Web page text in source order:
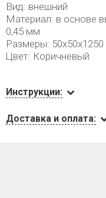
Вид: внешний
Материал: в основе
0,45 мм
Размеры:
Цвет: Коричневый
Инструкции:
Доставка и оплата: